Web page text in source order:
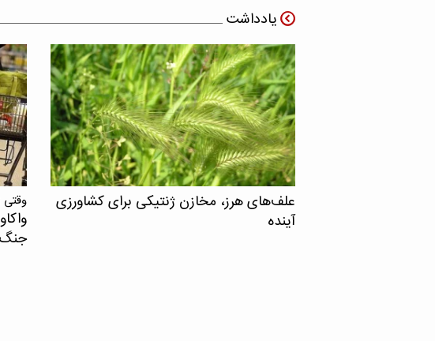
یادداشت
علف‌های هرز، مخازن ژنتیکی برای کشاورزی
آینده
وقتی
جنگ ۴۰ روزه